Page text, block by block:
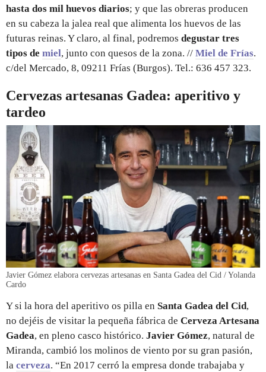
hasta dos mil huevos diarios; y que las obreras producen
en su cabeza la jalea real que alimenta los huevos de las
futuras reinas. Y claro, al final, podremos degustar tres
tipos de miel, junto con quesos de la zona. // Miel de Frías.
c/del Mercado, 8, 09211 Frías (Burgos). Tel.: 636 457 323.
Cervezas artesanas Gadea: aperitivo y
tardeo
Javier Gómez elabora cervezas artesanas en Santa Gadea del Cid / Yolanda
Cardo
Y si la hora del aperitivo os pilla en Santa Gadea del Cid,
no dejéis de visitar la pequeña fábrica de Cerveza Artesana
Gadea, en pleno casco histórico. Javier Gómez, natural de
Miranda, cambió los molinos de viento por su gran pasión,
la cerveza. “En 2017 cerró la empresa donde trabajaba y